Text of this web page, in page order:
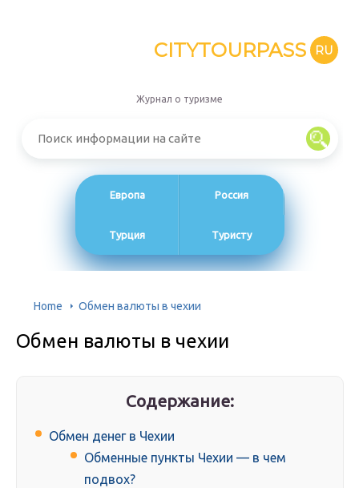
CITYTOURPASS RU
Журнал о туризме
Европа Россия
Турция Туристу
Home Обмен валюты в чехии
Обмен валюты в чехии
Содержание:
Обмен денег в Чехии
Обменные пункты Чехии — в чем
подвох?